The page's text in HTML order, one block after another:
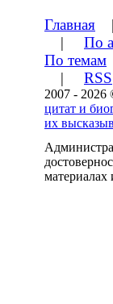
Главная
| По
По темам
| RSS
2007 - 2026
цитат и
их
материалах